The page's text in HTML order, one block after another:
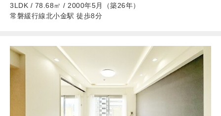
3LDK / 78.68㎡ / 2000年5月（築26年）
常磐緩行線北小金駅 徒歩8分